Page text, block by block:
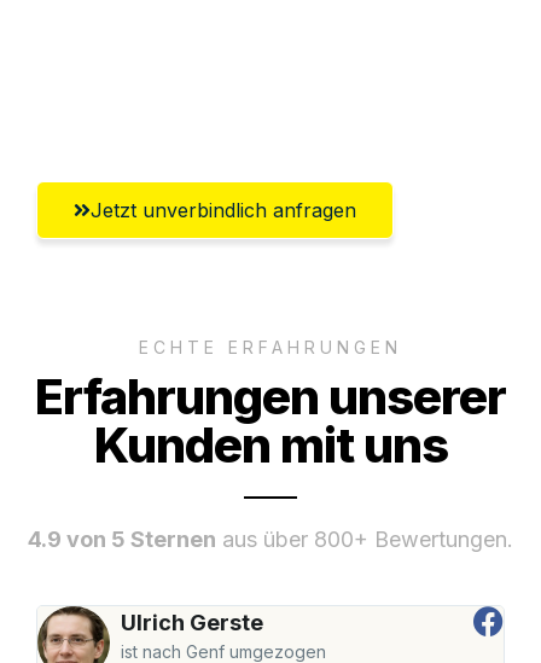
Jetzt unverbindlich anfragen
ECHTE ERFAHRUNGEN
Erfahrungen unserer
Kunden mit uns
4.9 von 5 Sternen aus über 800+ Bewertungen.
Ulrich Gerste
ist nach Genf umgezogen